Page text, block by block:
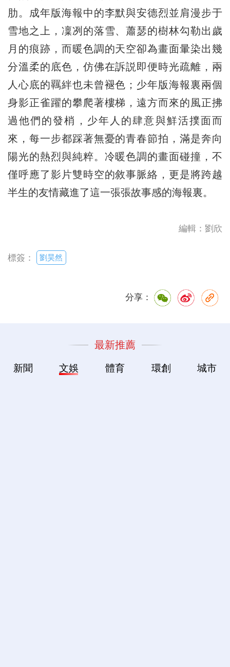
肋。成年版海報中的李默與安德烈並肩漫步于
雪地之上，凜冽的落雪、蕭瑟的樹林勾勒出歲
月的痕跡，而暖色調的天空卻為畫面暈染出幾
分溫柔的底色，仿佛在訴説即便時光疏離，兩
人心底的羈絆也未曾褪色；少年版海報裏兩個
身影正雀躍的攀爬著樓梯，遠方而來的風正拂
過他們的發梢，少年人的肆意與鮮活撲面而
來，每一步都踩著無憂的青春節拍，滿是奔向
陽光的熱烈與純粹。冷暖色調的畫面碰撞，不
僅呼應了影片雙時空的敘事脈絡，更是將跨越
半生的友情藏進了這一張張故事感的海報裏。
編輯：劉欣
標簽： 劉昊然
分享：
最新推薦
新聞 文娛 體育 環創 城市